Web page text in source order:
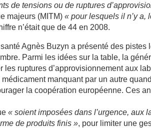
de tensions ou de ruptures
majeurs (MITM)« pour lesquels il n’y a,
n’était que de 44 en 2008.
Agnès Buzyn a présenté des pistes
Parmi les idées sur la table, la
les ruptures d’approvisionnement aux
manquant par un autre
la coopération européenne. Ces
« soient imposées dans l’urgence, aux
de produits finis », pour limiter une